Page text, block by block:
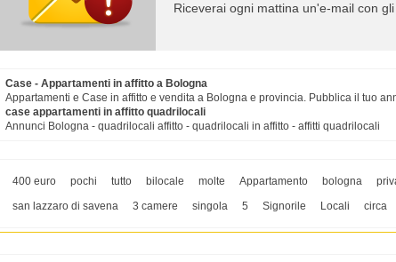
Riceverai ogni mattina un'e-mail con
Case - Appartamenti in affitto a Bologna
Appartamenti e Case in affitto e vendita a Bologna e provincia. Pubblica il tuo
case appartamenti in affitto quadrilocali
Annunci Bologna - quadrilocali affitto - quadrilocali in affitto - affitti quadrilocali
400 euro pochi tutto bilocale molte Appartamento bologna
san lazzaro di savena
3 camere singola 5 Signorile Locali circa